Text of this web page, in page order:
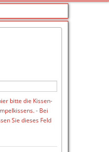
bitte die Kissen-
- Bei
Sie dieses Feld